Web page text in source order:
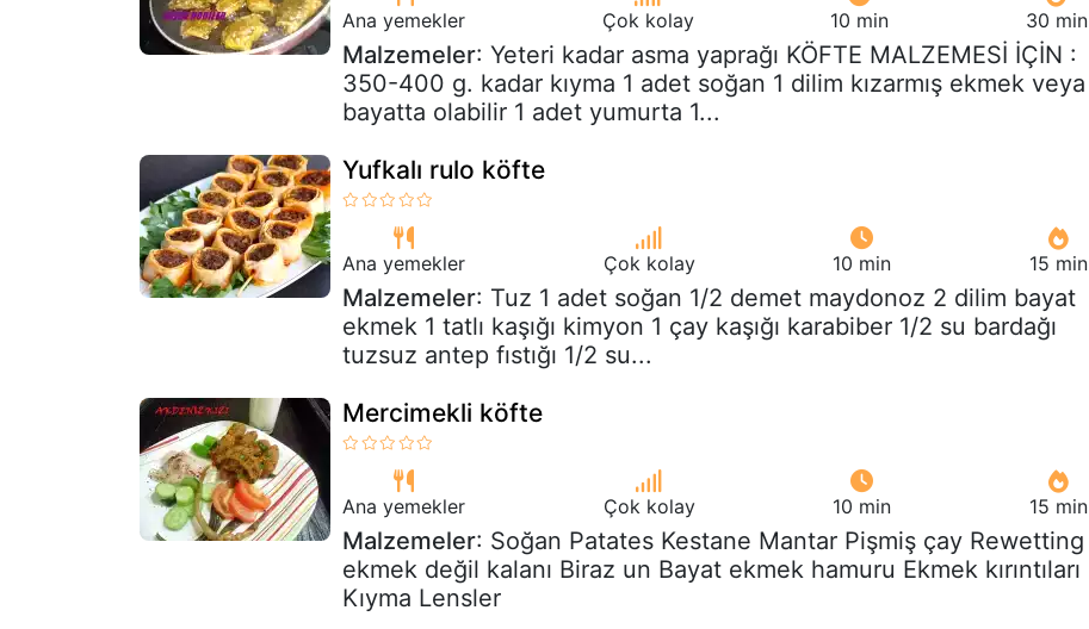
Ana yemekler Çok kolay 10 min 30 min
Malzemeler: Yeteri kadar asma yaprağı KÖFTE MALZEMESİ İÇİN :
350-400 g. kadar kıyma 1 adet soğan 1 dilim kızarmış ekmek veya
bayatta olabilir 1 adet yumurta 1...
Yufkalı rulo köfte
Ana yemekler Çok kolay 10 min 15 min
Malzemeler: Tuz 1 adet soğan 1/2 demet maydonoz 2 dilim bayat
ekmek 1 tatlı kaşığı kimyon 1 çay kaşığı karabiber 1/2 su bardağı
tuzsuz antep fıstığı 1/2 su...
Mercimekli köfte
Ana yemekler Çok kolay 10 min 15 min
Malzemeler: Soğan Patates Kestane Mantar Pişmiş çay Rewetting
ekmek değil kalanı Biraz un Bayat ekmek hamuru Ekmek kırıntıları
Kıyma Lensler